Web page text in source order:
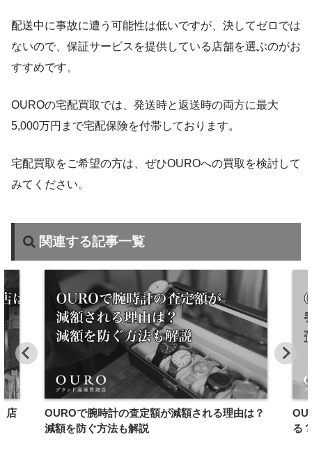
配送中に事故に遭う可能性は低いですが、決してゼロでは
ないので、保証サービスを提供している店舗を選ぶのがお
すすめです。
OUROの宅配買取では、発送時と返送時の両方に最大
5,000万円まで宅配保険を付帯しております。
宅配買取をご希望の方は、ぜひOUROへの買取を検討して
みてください。
関連する記事一覧
店
OUROで腕時計の査定額が減額される理由は？
減額を防ぐ方法も解説
る